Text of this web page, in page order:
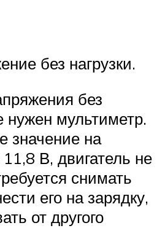
без нагрузки.
без
нужен мультиметр.
значение на
В, двигатель не
снимать
его на зарядку,
от другого